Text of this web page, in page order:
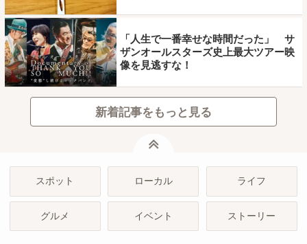
「人生で一番幸せな時間だった」 サ
ザンオールスターズ史上最大ツアー映
像を見逃すな！
新着記事をもっと見る
スポット ローカル ライフ
グルメ イベント ストーリー